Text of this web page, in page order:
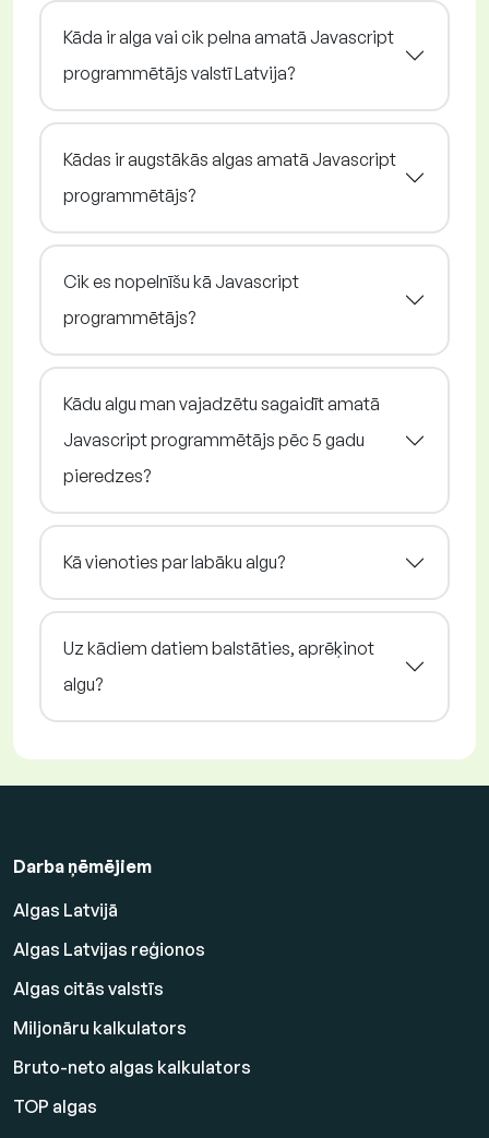
Kāda ir alga vai cik pelna amatā Javascript
programmētājs valstī Latvija?
Kādas ir augstākās algas amatā Javascript
programmētājs?
Cik es nopelnīšu kā Javascript
programmētājs?
Kādu algu man vajadzētu sagaidīt amatā
Javascript programmētājs pēc 5 gadu
pieredzes?
Kā vienoties par labāku algu?
Uz kādiem datiem balstāties, aprēķinot
algu?
Darba ņēmējiem
Algas Latvijā
Algas Latvijas reģionos
Algas citās valstīs
Miljonāru kalkulators
Bruto-neto algas kalkulators
TOP algas